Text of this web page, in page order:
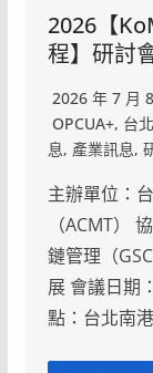
2026【
程】研討
2026 年 7 月
OPCUA+, 台
息, 產業訊息,
主辦單位：
（ACMT）
鏈管理（
展 會議日期
點：台北南